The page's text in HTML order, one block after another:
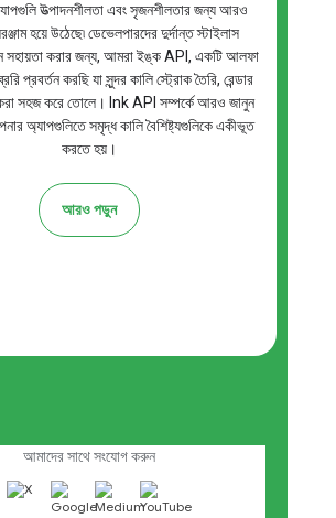
উত্পাদনশীলতা এবং সৃজনশীলতার জন্য আরও
হয়ে উঠেছে৷ ডেভেলপারদের দুর্দান্ত স্টাইলাস
সহায়তা করার জন্য, আমরা ইঙ্ক API, একটি আলফা
প্রবর্তন করছি যা সুন্দর কালি স্ট্রোক তৈরি, রেন্ডার
করা সহজ করে তোলে। Ink API সম্পর্কে আরও জানুন
অ্যাপগুলিতে সমৃদ্ধ কালি বৈশিষ্ট্যগুলিকে একীভূত
করতে হয়।
আরও পড়ুন
আমাদের সাথে সংযোগ করুন